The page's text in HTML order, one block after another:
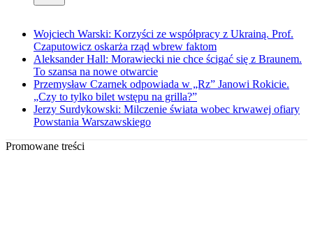
Wojciech Warski: Korzyści ze współpracy z Ukrainą. Prof.
Czaputowicz oskarża rząd wbrew faktom
Aleksander Hall: Morawiecki nie chce ścigać się z Braunem.
To szansa na nowe otwarcie
Przemysław Czarnek odpowiada w „Rz” Janowi Rokicie.
„Czy to tylko bilet wstępu na grilla?”
Jerzy Surdykowski: Milczenie świata wobec krwawej ofiary
Powstania Warszawskiego
Promowane treści